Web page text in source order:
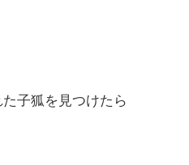
子狐を見つけたら